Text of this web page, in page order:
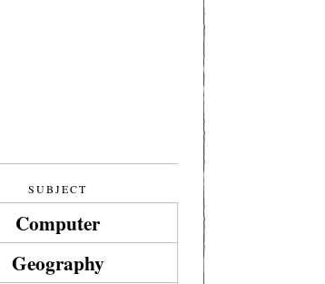
SUBJECT
Computer
Geography